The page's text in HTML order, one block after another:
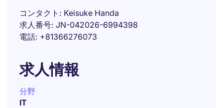
コンタクト
Keisuke Handa
求人番号 JN-042026-6994398
電話 +81366276073
求人情報
分野
IT